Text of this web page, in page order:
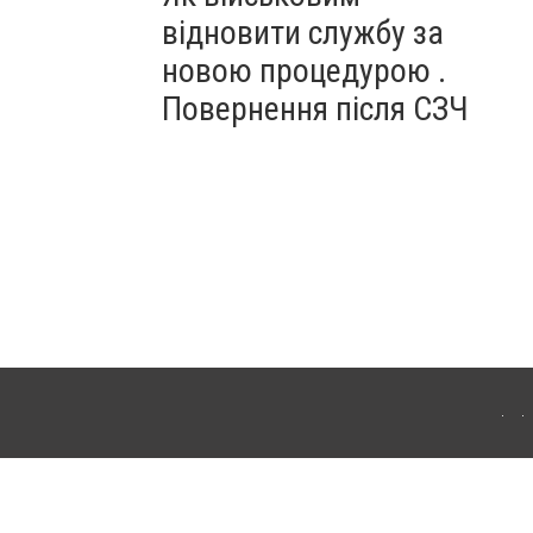
відновити службу за
новою процедурою .
Повернення після СЗЧ